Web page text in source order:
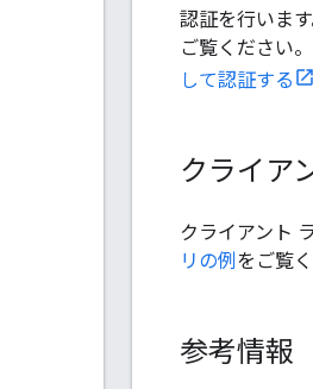
認証を行いま
ご覧ください
して認証する
クライア
クライアント
リの例 をご覧
参考情報